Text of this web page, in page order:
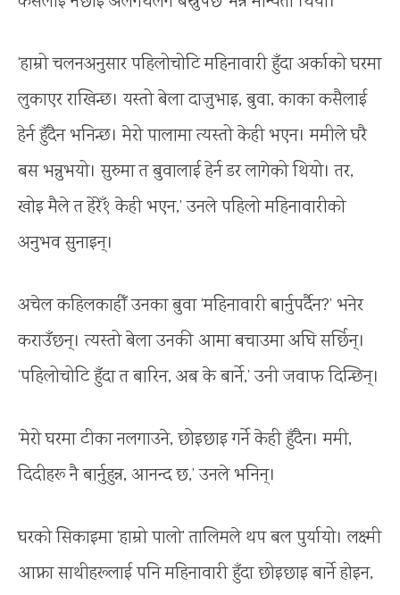
‘हाम्रो चलनअनुसार पहिलोचोटि महिनावारी हुँदा अर्काको घरमा
लुकाएर राखिन्छ। यस्तो बेला दाजुभाइ, बुवा, काका कसैलाई
हेर्न हुँदैन भनिन्छ। मेरो पालामा त्यस्तो केही भएन। ममीले घरै
बस भन्नुभयो। सुरुमा त बुवालाई हेर्न डर लागेको थियो। तर,
खोइ मैले त हेरेँ१ केही भएन,’ उनले पहिलो महिनावारीको
अनुभव सुनाइन्।
अचेल कहिलकाहीँ उनका बुवा ‘महिनावारी बार्नुपर्दैन?’ भनेर
कराउँछन्। त्यस्तो बेला उनकी आमा बचाउमा अघि सर्छिन्।
‘पहिलोचोटि हुँदा त बारिन, अब के बार्ने,’ उनी जवाफ दिन्छिन्।
‘मेरो घरमा टीका नलगाउने, छोइछाइ गर्ने केही हुँदैन। ममी,
दिदीहरू नै बार्नुहुन्न, आनन्द छ,’ उनले भनिन्।
घरको सिकाइमा ‘हाम्रो पालो’ तालिमले थप बल पुर्यायो। लक्ष्मी
आफ्ना साथीहरूलाई पनि महिनावारी हुँदा छोइछाइ बार्ने होइन,